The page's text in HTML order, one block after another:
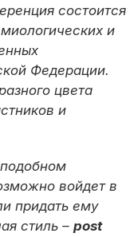
состоится
и
Федерации.
цвета
и
войдет в
придать ему
стиль – post